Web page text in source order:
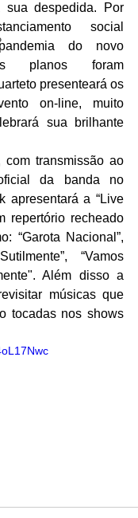
sua despedida. Por
social
do novo
planos foram
presenteará os
on-line, muito
sua brilhante
transmissão ao
da banda no
apresentará a “Live
repertório recheado
“Garota Nacional”,
“Vamos
Além disso a
músicas que
tocadas nos shows